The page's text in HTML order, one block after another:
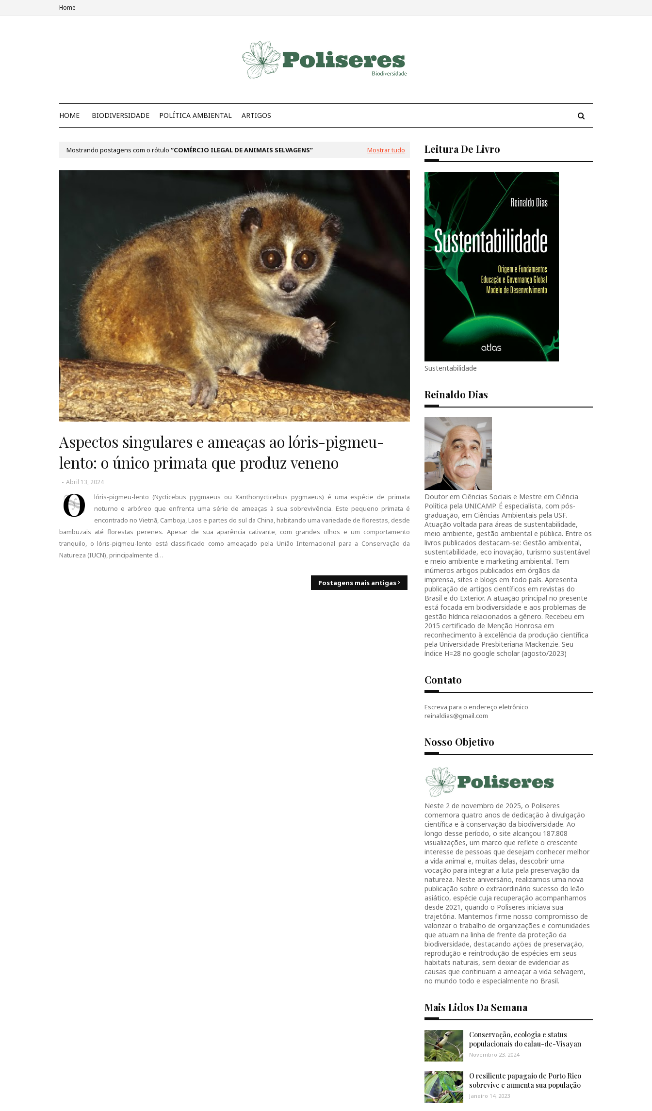
Home
HOME BIODIVERSIDADE POLÍTICA AMBIENTAL ARTIGOS
Mostrando postagens com o rótulo COMÉRCIO ILEGAL DE ANIMAIS SELVAGENS Mostrar tudo
Aspectos singulares e ameaças ao lóris-pigmeu-
lento: o único primata que produz veneno
- Abril 13, 2024
O
lóris-pigmeu-lento (Nycticebus pygmaeus ou Xanthonycticebus pygmaeus) é uma espécie de primata
noturno e arbóreo que enfrenta uma série de ameaças à sua sobrevivência. Este pequeno primata é
encontrado no Vietnã, Camboja, Laos e partes do sul da China, habitando uma variedade de florestas, desde
bambuzais até florestas perenes. Apesar de sua aparência cativante, com grandes olhos e um comportamento
tranquilo, o lóris-pigmeu-lento está classificado como ameaçado pela União Internacional para a Conservação da
Natureza (IUCN), principalmente d…
Postagens mais antigas
Leitura De Livro
Sustentabilidade
Reinaldo Dias
Doutor em Ciências Sociais e Mestre em Ciência
Política pela UNICAMP. É especialista, com pós-
graduação, em Ciências Ambientais pela USF.
Atuação voltada para áreas de sustentabilidade,
meio ambiente, gestão ambiental e pública. Entre os
livros publicados destacam-se: Gestão ambiental,
sustentabilidade, eco inovação, turismo sustentável
e meio ambiente e marketing ambiental. Tem
inúmeros artigos publicados em órgãos da
imprensa, sites e blogs em todo país. Apresenta
publicação de artigos científicos em revistas do
Brasil e do Exterior. A atuação principal no presente
está focada em biodiversidade e aos problemas de
gestão hídrica relacionados a gênero. Recebeu em
2015 certificado de Menção Honrosa em
reconhecimento à excelência da produção científica
pela Universidade Presbiteriana Mackenzie. Seu
índice H=28 no google scholar (agosto/2023)
Contato
Escreva para o endereço eletrônico
reinaldias@gmail.com
Nosso Objetivo
Neste 2 de novembro de 2025, o Poliseres
comemora quatro anos de dedicação à divulgação
científica e à conservação da biodiversidade. Ao
longo desse período, o site alcançou 187.808
visualizações, um marco que reflete o crescente
interesse de pessoas que desejam conhecer melhor
a vida animal e, muitas delas, descobrir uma
vocação para integrar a luta pela preservação da
natureza. Neste aniversário, realizamos uma nova
publicação sobre o extraordinário sucesso do leão
asiático, espécie cuja recuperação acompanhamos
desde 2021, quando o Poliseres iniciava sua
trajetória. Mantemos firme nosso compromisso de
valorizar o trabalho de organizações e comunidades
que atuam na linha de frente da proteção da
biodiversidade, destacando ações de preservação,
reprodução e reintrodução de espécies em seus
habitats naturais, sem deixar de evidenciar as
causas que continuam a ameaçar a vida selvagem,
no mundo todo e especialmente no Brasil.
Mais Lidos Da Semana
Conservação, ecologia e status
populacionais do calau-de-Visayan
Novembro 23, 2024
O resiliente papagaio de Porto Rico
sobrevive e aumenta sua população
Janeiro 14, 2023